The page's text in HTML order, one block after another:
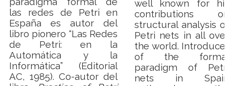
las redes de Petri en
España es autor del
libro pionero “Las Redes
de Petri: en la
Automática y la
Informática” (Editorial
AC, 1985).Co-autor del
well known for his
contributions on
structural analysis of
Petri nets in all over
the world. Introducer
of the formal
paradigm of Petri
nets in Spain